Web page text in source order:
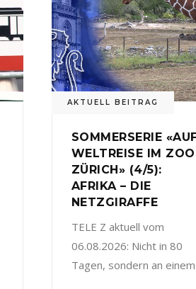
AKTUELL BEITRAG
SOMMERSERIE
WELTREISE IM ZOO
ZÜRICH» (4/5):
AFRIKA – DIE
NETZGIRAFFE
TELE Z aktuell vom
06.08.2026: Nicht in 80
Tagen, sondern an einem